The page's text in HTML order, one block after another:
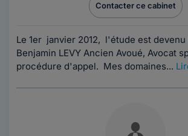
Contacter ce cabinet
Le 1er janvier 2012, l'étude est
Benjamin LEVY Ancien Avoué, Avocat
procédure d'appel. Mes domaines...